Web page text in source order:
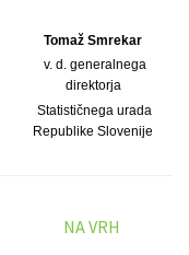
Tomaž Smrekar
v. d. generalnega
direktorja
Statističnega urada
Republike Slovenije
NA VRH